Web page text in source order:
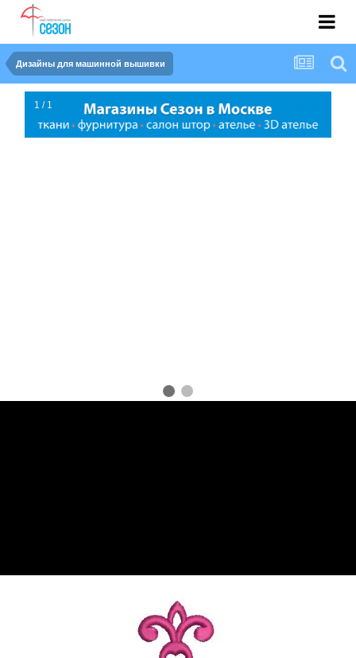
Дизайны для машинной вышивки
1 / 1